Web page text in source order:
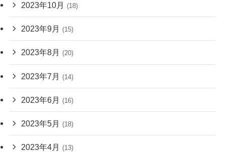
2023年10月 (18)
2023年9月 (15)
2023年8月 (20)
2023年7月 (14)
2023年6月 (16)
2023年5月 (18)
2023年4月 (13)